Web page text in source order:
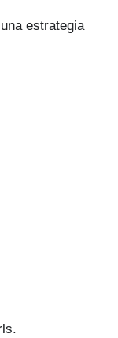
estrategia